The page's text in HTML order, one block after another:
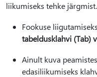
liikumiseks tehke järgmist.
Fookuse
tabeldusklahvi (Tab)
Ainult kuva
edasiliikumiseks